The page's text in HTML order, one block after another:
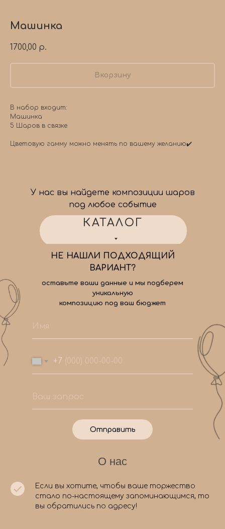
Машинка
1700,00 р.
Вкорзину
В набор входит:
Машинка
5 Шаров в связке
Цветовую гамму можно менять по вашему желанию✔️
КАТАЛОГ
У нас вы найдете композиции шаров
под любое событие
+7
Отправить
НЕ НАШЛИ ПОДХОДЯЩИЙ
ВАРИАНТ?
оставьте ваши данные и мы подберем
уникальную
композицию под ваш бюджет
О нас
Если вы хотите, чтобы ваше торжество
стало по-настоящему запоминающимся, то
вы обратились по адресу!